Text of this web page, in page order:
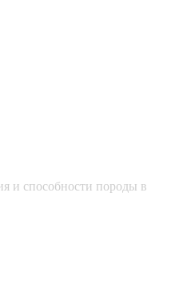
и способности породы в